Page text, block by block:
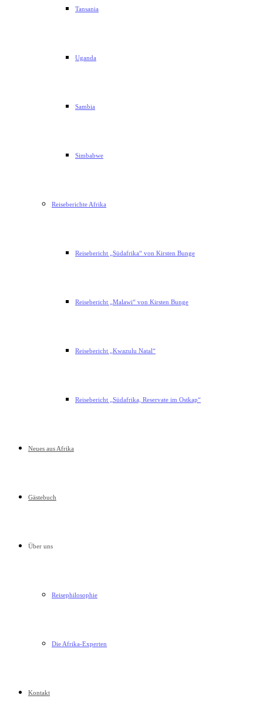
Tansania
Uganda
Sambia
Simbabwe
Reiseberichte Afrika
Reisebericht „Südafrika“ von Kirsten Bunge
Reisebericht „Malawi“ von Kirsten Bunge
Reisebericht „Kwazulu Natal“
Reisebericht „Südafrika, Reservate im Ostkap“
Neues aus Afrika
Gästebuch
Über uns
Reisephilosophie
Die Afrika-Experten
Kontakt